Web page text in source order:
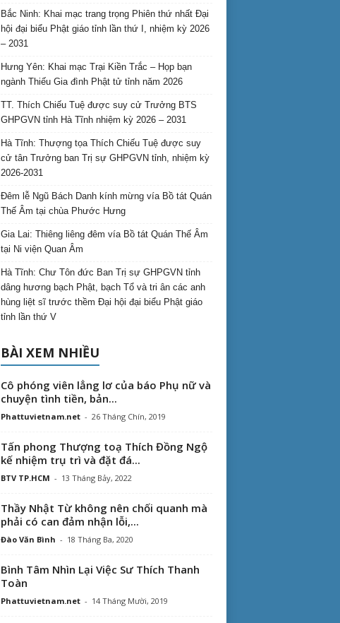
Bắc Ninh: Khai mạc trang trọng Phiên thứ nhất Đại
hội đại biểu Phật giáo tỉnh lần thứ I, nhiệm kỳ 2026
– 2031
Hưng Yên: Khai mạc Trại Kiền Trắc – Họp bạn
ngành Thiếu Gia đình Phật tử tỉnh năm 2026
TT. Thích Chiếu Tuệ được suy cử Trưởng BTS
GHPGVN tỉnh Hà Tĩnh nhiệm kỳ 2026 – 2031
Hà Tĩnh: Thượng tọa Thích Chiếu Tuệ được suy
cử tân Trưởng ban Trị sự GHPGVN tỉnh, nhiệm kỳ
2026-2031
Đêm lễ Ngũ Bách Danh kính mừng vía Bồ tát Quán
Thế Âm tại chùa Phước Hưng
Gia Lai: Thiêng liêng đêm vía Bồ tát Quán Thế Âm
tại Ni viện Quan Âm
Hà Tĩnh: Chư Tôn đức Ban Trị sự GHPGVN tỉnh
dâng hương bạch Phật, bạch Tổ và tri ân các anh
hùng liệt sĩ trước thềm Đại hội đại biểu Phật giáo
tỉnh lần thứ V
BÀI XEM NHIỀU
Cô phóng viên lẳng lơ của báo Phụ nữ và
chuyện tình tiền, bản...
Phattuvietnam.net - 26 Tháng Chín, 2019
Tấn phong Thượng toạ Thích Đồng Ngộ
kế nhiệm trụ trì và đặt đá...
BTV TP.HCM - 13 Tháng Bảy, 2022
Thầy Nhật Từ không nên chối quanh mà
phải có can đảm nhận lỗi,...
Đào Văn Bình - 18 Tháng Ba, 2020
Bình Tâm Nhìn Lại Việc Sư Thích Thanh
Toàn
Phattuvietnam.net - 14 Tháng Mười, 2019